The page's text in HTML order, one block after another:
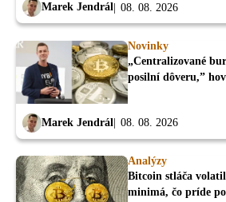
Marek Jendrál 08. 08. 2026
Novinky
„Centralizované
posilní dôveru,”
Marek Jendrál 08. 08. 2026
Analýzy
Bitcoin stláča
minimá, čo príde